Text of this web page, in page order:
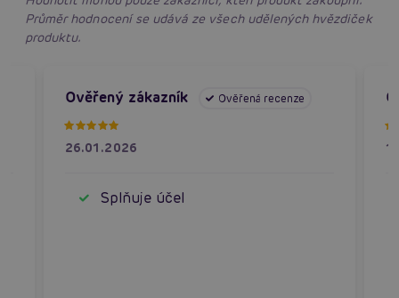
Průměr hodnocení se udává ze všech udělených hvězdiček
produktu.
Ověřený zákazník Ověřená recenze
26.01.2026
Splňuje účel